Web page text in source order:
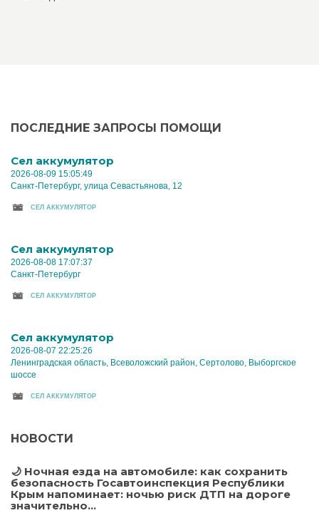
ПОСЛЕДНИЕ ЗАПРОСЫ ПОМОЩИ
Cел аккумулятор
2026-08-09 15:05:49
Санкт-Петербург, улица Севастьянова, 12
CЕЛ АККУМУЛЯТОР
Cел аккумулятор
2026-08-08 17:07:37
Санкт-Петербург
CЕЛ АККУМУЛЯТОР
Cел аккумулятор
2026-08-07 22:25:26
Ленинградская область, Всеволожский район, Сертолово, Выборгское
шоссе
CЕЛ АККУМУЛЯТОР
НОВОСТИ
🌙 Ночная езда на автомобиле: как сохранить
безопасность Госавтоинспекция Республики
Крым напоминает: ночью риск ДТП на дороге
значительно...